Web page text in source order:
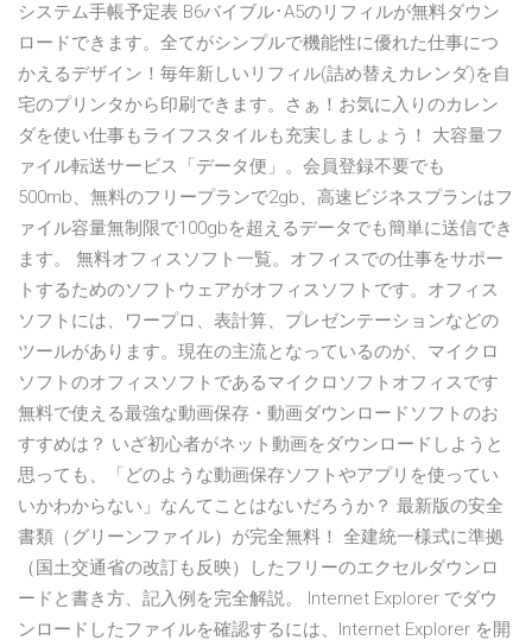
システム手帳予定表 B6バイブル･A5のリフィルが無料ダウン
ロードできます。全てがシンプルで機能性に優れた仕事につ
かえるデザイン！毎年新しいリフィル(詰め替えカレンダ)を自
宅のプリンタから印刷できます。さぁ！お気に入りのカレン
ダを使い仕事もライフスタイルも充実しましょう！ 大容量フ
ァイル転送サービス「データ便」。会員登録不要でも
500mb、無料のフリープランで2gb、高速ビジネスプランはフ
ァイル容量無制限で100gbを超えるデータでも簡単に送信でき
ます。 無料オフィスソフト一覧。オフィスでの仕事をサポー
トするためのソフトウェアがオフィスソフトです。オフィス
ソフトには、ワープロ、表計算、プレゼンテーションなどの
ツールがあります。現在の主流となっているのが、マイクロ
ソフトのオフィスソフトであるマイクロソフトオフィスです
無料で使える最強な動画保存・動画ダウンロードソフトのお
すすめは？ いざ初心者がネット動画をダウンロードしようと
思っても、「どのような動画保存ソフトやアプリを使ってい
いかわからない」なんてことはないだろうか？ 最新版の安全
書類（グリーンファイル）が完全無料！ 全建統一様式に準拠
（国土交通省の改訂も反映）したフリーのエクセルダウンロ
ードと書き方、記入例を完全解説。 Internet Explorer でダウ
ンロードしたファイルを確認するには、Internet Explorer を開